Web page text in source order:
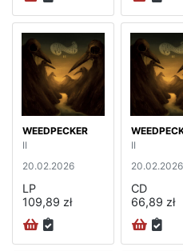
WEEDPECKER
II
20.02.2026
LP
109,89 zł
II
20.02.2026
CD
66,89 zł